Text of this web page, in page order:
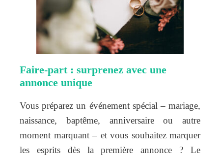
Faire‑part : surprenez avec une
annonce unique
Vous préparez un événement spécial – mariage,
naissance, baptême, anniversaire ou autre
moment marquant – et vous souhaitez marquer
les esprits dès la première annonce ? Le